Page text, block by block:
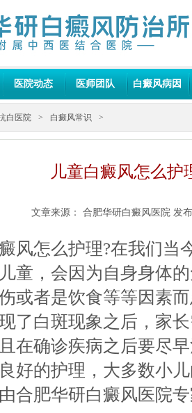
医院动态 医师团队 白癜风病因
白医院 > 白癜风常识 >
儿童白癜风怎么护
文章来源： 合肥华研白癜风医院 发
怎么护理?在我们当
童，会因为自身身体
或者是饮食等等因素
了白斑现象之后，家
在确诊疾病之后要尽
好的护理，大多数小
合肥华研白癜风医院